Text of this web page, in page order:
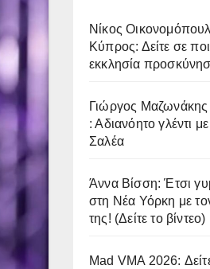
Νίκος
Κύπρος: Δείτε σε
εκκλησία
Γιώργος Μαζωνάκης
: Αδιανόητο γλέντι
Σαλέα
Άννα Βίσση: Έτσι
στη Νέα Υόρκη με
της! (Δείτε το βίντεο)
Mad VMA 2026: